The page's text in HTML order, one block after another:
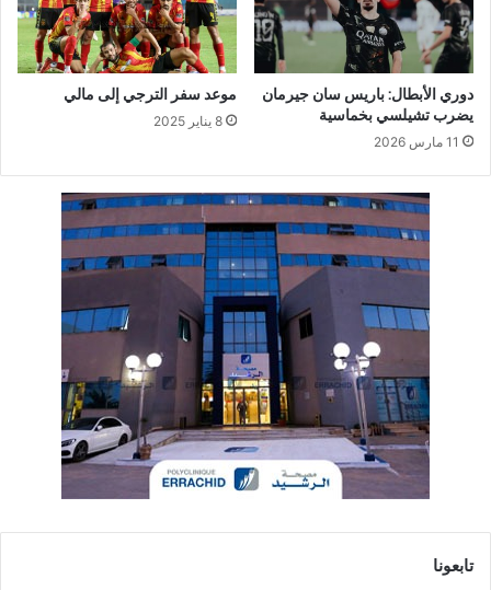
دوري الأبطال: باريس سان جيرمان
يضرب تشيلسي بخماسية
11 مارس 2026
موعد سفر الترجي إلى مالي
8 يناير 2025
تابعونا